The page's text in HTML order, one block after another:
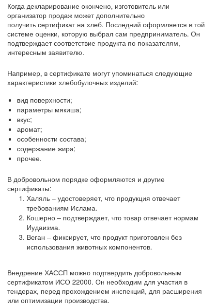
Когда декларирование окончено, изготовитель или
организатор продаж может дополнительно
получить сертификат на хлеб. Последний оформляется в той
системе оценки, которую выбрал сам предприниматель. Он
подтверждает соответствие продукта по показателям,
интересным заявителю.
Например, в сертификате могут упоминаться следующие
характеристики хлебобулочных изделий:
вид поверхности;
параметры мякиша;
вкус;
аромат;
особенности состава;
содержание жира;
прочее.
В добровольном порядке оформляются и другие
сертификаты:
Халяль – удостоверяет, что продукция отвечает
требованиям Ислама.
Кошерно – подтверждает, что товар отвечает нормам
Иудаизма.
Веган – фиксирует, что продукт приготовлен без
использования животных компонентов.
Внедрение ХАССП можно подтвердить добровольным
сертификатом ИСО 22000. Он необходим для участия в
тендерах, перед прохождением инспекций, для расширения
или оптимизации производства.